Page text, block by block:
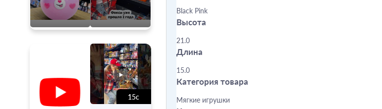
Black Pink
Высота
21.0
Длина
15.0
Категория товара
Мягкие игрушки
15с